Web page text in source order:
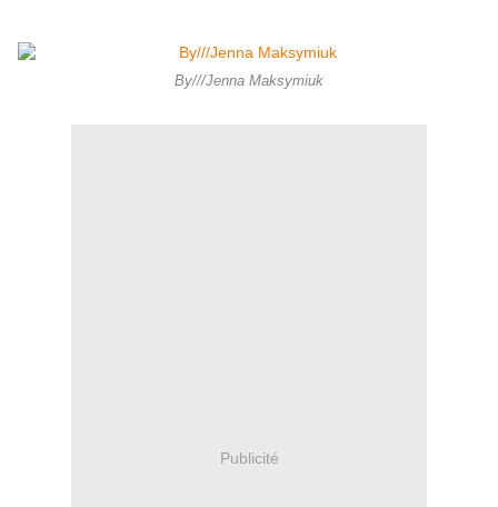
By///Jenna Maksymiuk
Publicité